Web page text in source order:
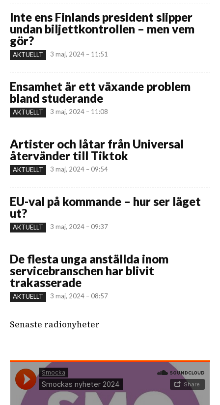
Inte ens Finlands president slipper
undan biljettkontrollen – men vem
gör?
AKTUELLT 3 maj, 2024 – 11:51
Ensamhet är ett växande problem
bland studerande
AKTUELLT 3 maj, 2024 – 11:08
Artister och låtar från Universal
återvänder till Tiktok
AKTUELLT 3 maj, 2024 – 09:54
EU-val på kommande – hur ser läget
ut?
AKTUELLT 3 maj, 2024 – 09:37
De flesta unga anställda inom
servicebranschen har blivit
trakasserade
AKTUELLT 3 maj, 2024 – 08:57
Senaste radionyheter